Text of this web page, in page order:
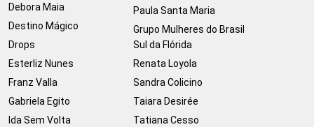
Debora Maia
Destino Mágico
Drops
Esterliz Nunes
Franz Valla
Gabriela Egito
Ida Sem Volta
Paula Santa Maria
Grupo Mulheres do Brasil
Sul da Flórida
Renata Loyola
Sandra Colicino
Taiara Desirée
Tatiana Cesso